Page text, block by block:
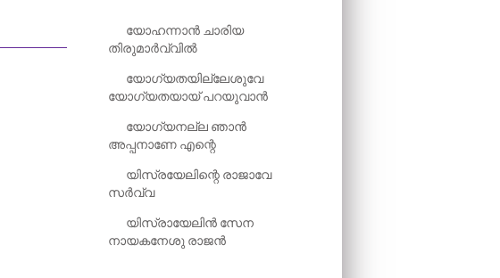
യോഹന്നാൻ ചാരിയ
തിരുമാർവ്വിൽ
യോഗ്യതയില്ലേശുവേ
യോഗ്യതയായ് പറയുവാൻ
യോഗ്യനല്ല ഞാൻ
അപ്പനാണേ എന്റെ
യിസ്രയേലിന്റെ രാജാവേ
സർവ്വ
യിസ്രായേലിൻ സേന
നായകനേശു രാജൻ